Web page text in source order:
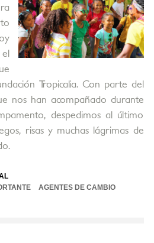
Tropicalia. Con parte del
nos han acompañado durante
despedimos al último
risas y muchas lágrimas de
AGENTES DE CAMBIO